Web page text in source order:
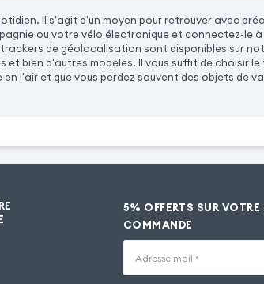
Il s'agit d'un moyen pour retrouver avec
ou votre vélo électronique et connectez-le à
de géolocalisation sont disponibles sur
bien d'autres modèles. Il vous suffit de choisir
l'air et que vous perdez souvent des objets de
5% OFFERTS SUR VOTRE
COMMANDE
Adresse mail *